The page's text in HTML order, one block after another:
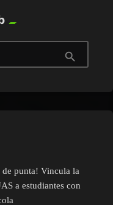
search
punta! Vincula la
a estudiantes con